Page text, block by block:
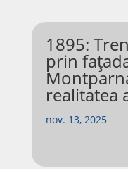
1895:
prin
realitatea
nov. 13, 2025